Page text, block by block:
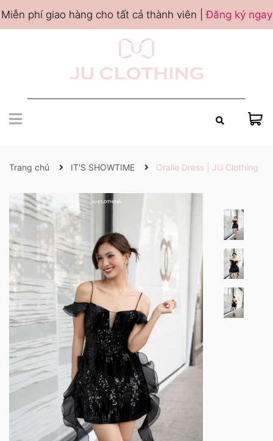
Miễn phí giao hàng cho tất cả thành viên |Đăng ký ngay
Trang chủ IT'S SHOWTIME Oralie Dress | JU Clothing